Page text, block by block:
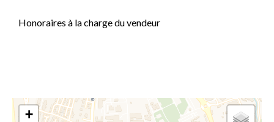
Honoraires à la charge du vendeur
+